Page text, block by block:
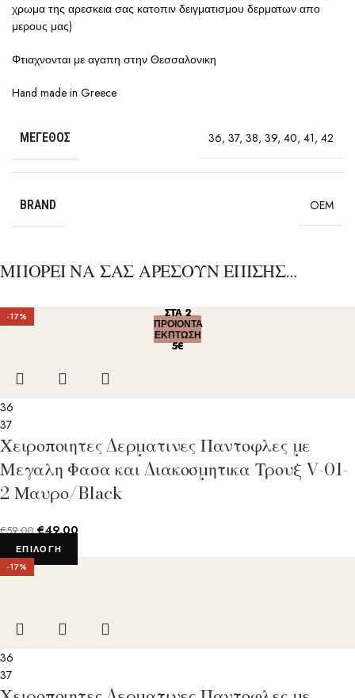
χρωμα της αρεσκεια σας κατοπιν δειγματισμου δερματων απο
μερους μας)
Φτιαχνονται με αγαπη στην Θεσσαλονικη
Hand made in Greece
ΜΈΓΕΘΟΣ 36, 37, 38, 39, 40, 41, 42
BRAND OEM
ΜΠΟΡΕΙ ΝΑ ΣΑΣ ΑΡΕΣΟΥΝ ΕΠΙΣΗΣ…
-17% ΣΤΑ 2
ΠΡΟΙΟΝΤΑ
ΕΚΠΤΩΣΗ
5€
36
37
Χειροποιητες Δερματινες Παντοφλες με
Μεγαλη Φασα και Διακοσμητικα Τρουξ V-01-
2 Μαυρο/Black
€59.00 €49.00
ΕΠΙΛΟΓΉ
-17%
ΣΤΑ 2
ΠΡΟΙΟΝΤΑ
ΕΚΠΤΩΣΗ
5€
36
37
ΣΤΑ 2
ΠΡΟΙΟΝΤΑ
ΕΚΠΤΩΣΗ
5€
ΣΤΑ 2
ΠΡΟΙΟΝΤΑ
ΕΚΠΤΩΣΗ
5€
ΣΤΑ 2
ΠΡΟΙΟΝΤΑ
ΕΚΠΤΩΣΗ
5€